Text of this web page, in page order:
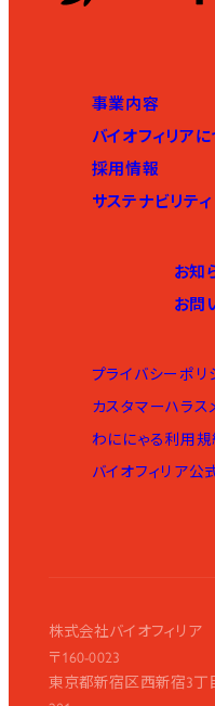
事業内容
バイオフィリア
採用情報
サステナビリティ
お知
お問
プライバシーポリ
カスタマーハラ
わににゃる利用規
バイオフィリア公
株式会社バイオフィリア
〒160-0023
東京都新宿区西新宿3丁